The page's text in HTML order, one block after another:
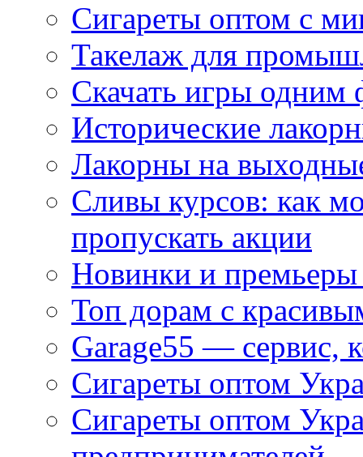
Сигареты оптом с
Такелаж для
Скачать игры одним
Исторические
Лакорны на
Сливы курсов: как
пропускать акции
Новинки и
Топ дорам с
Garage55 — сервис,
Сигареты оптом
Сигареты оптом